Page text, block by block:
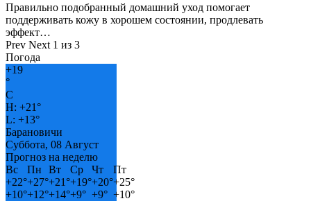
Правильно подобранный домашний уход помогает
поддерживать кожу в хорошем состоянии, продлевать
эффект…
Prev Next 1 из 3
Погода
+19
°
C
H: +21°
L: +13°
Барановичи
Суббота, 08 Август
Прогноз на неделю
Вс
Пн Вт Ср Чт
Пт
+22°+27°+21°+19°+20°+25°
+10°+12°+14°+9° +9° +10°